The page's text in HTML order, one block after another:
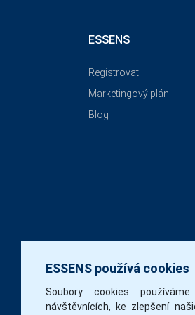
ESSENS používá cookies
Soubory cookies
návštěvnících, ke zlepšení
ESSENS
Registrovat
Marketingový plán
Blog